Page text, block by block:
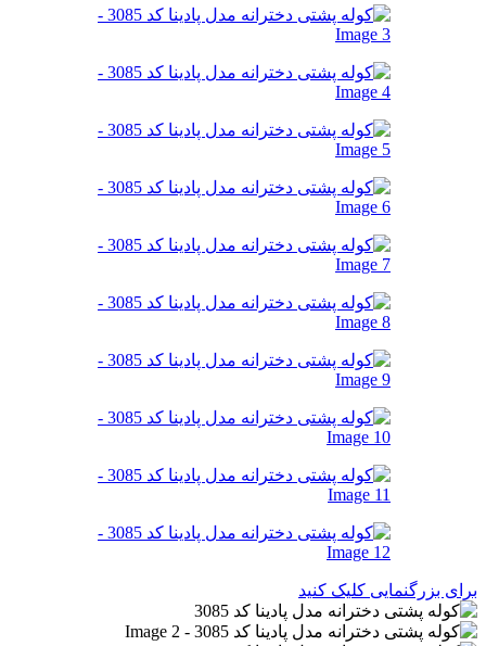
برای بزرگنمایی کلیک کنید